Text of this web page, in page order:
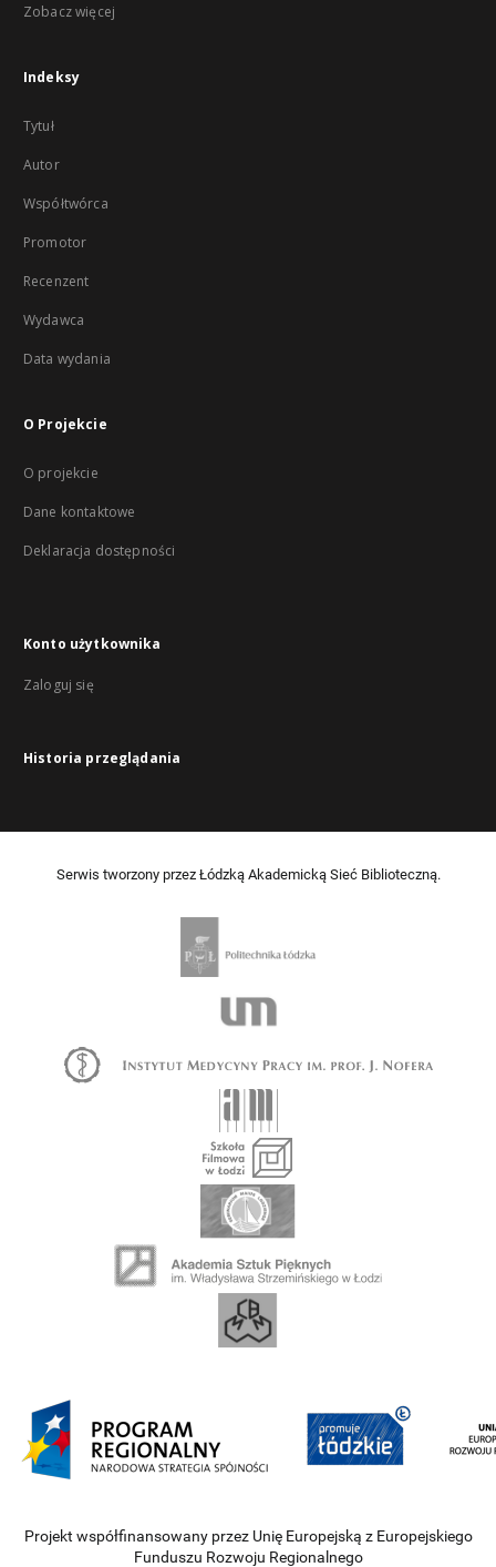
Zobacz więcej
Indeksy
Tytuł
Autor
Współtwórca
Promotor
Recenzent
Wydawca
Data wydania
O Projekcie
O projekcie
Dane kontaktowe
Deklaracja dostępności
Konto użytkownika
Zaloguj się
Historia przeglądania
Serwis tworzony przez Łódzką Akademicką Sieć Biblioteczną.
Projekt współfinansowany przez Unię Europejską z Europejskiego
Funduszu Rozwoju Regionalnego